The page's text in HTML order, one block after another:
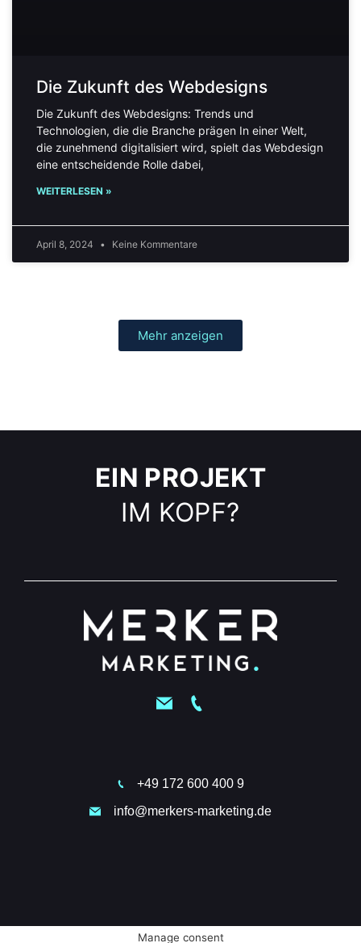
Die Zukunft des Webdesigns
Die Zukunft des Webdesigns: Trends und
Technologien, die die Branche prägen In einer Welt,
die zunehmend digitalisiert wird, spielt das Webdesign
eine entscheidende Rolle dabei,
WEITERLESEN »
April 8, 2024 Keine Kommentare
Mehr anzeigen
EIN PROJEKT
IM KOPF?
+49 172 600 400 9
info@merkers-marketing.de
Manage consent